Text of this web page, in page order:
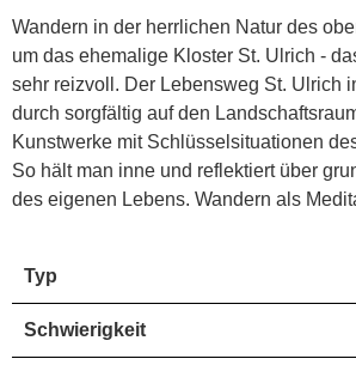
Wandern in der herrlichen Natur des
um das ehemalige Kloster St. Ulrich -
sehr reizvoll. Der Lebensweg St. Ulrich
durch sorgfältig auf den
Kunstwerke mit Schlüsselsituationen
So hält man inne und reflektiert über
des eigenen Lebens. Wandern als
Typ
Schwierigkeit